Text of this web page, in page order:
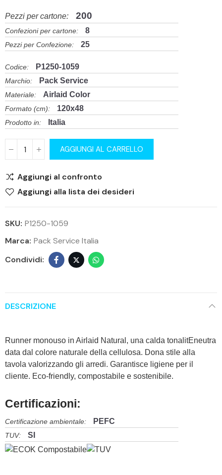
Pezzi per cartone: 200
Confezioni per cartone: 8
Pezzi per Confezione: 25
Codice: P1250-1059
Marchio: Pack Service
Materiale: Airlaid Color
Formato (cm): 120x48
Prodotto in: Italia
AGGIUNGI AL CARRELLO
Aggiungi al confronto
Aggiungi alla lista dei desideri
SKU: P1250-1059
Marca: Pack Service Italia
DESCRIZIONE
Runner monouso in Airlaid Natural, una calda tonalitEneutra
data dal colore naturale della cellulosa. Dona stile alla
tavola valorizzando gli arredi. Garantisce ligiene per il
cliente. Eco-friendly, compostabile e sostenibile.
Certificazioni:
Certificazione ambientale: PEFC
TUV: SI